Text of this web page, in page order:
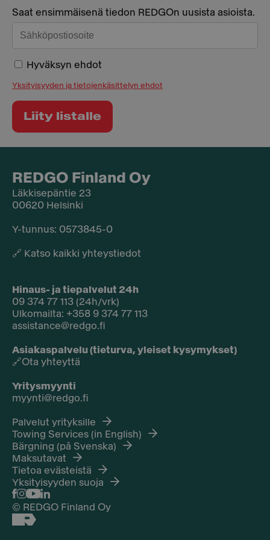
Saat ensimmäisenä tiedon REDGOn uusista asioista.
Hyväksyn ehdot
Yksityisyyden ja tietojenkäsittelyn ehdot
REDGO Finland Oy
Läkkisepäntie 23
00620 Helsinki
Y-tunnus: 0573845-0​
🔗 Katso kaikki yhteystiedot
Hinaus- ja tiepalvelut 24h
09 374 77 113 (24h/vrk)
Ulkomailta: +358 9 374 77 113
assistance@redgo.fi
Asiakaspalvelu (tieturva, yleiset kysymykset)
🔗Ota yhteyttä
Yritysmyynti
myynti@redgo.fi
© REDGO Finland Oy
Palvelut yrityksille
Towing Services (in English)
Bärgning (på Svenska)
Maksutavat
Tietoa evästeistä
Yksityisyyden suoja